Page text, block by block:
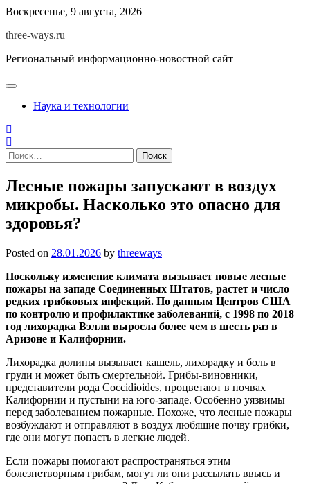
Skip
content
Воскресенье, 9 августа, 2026
three-ways.ru
Региональный информационно-новостной сайт
Наука и технологии
Найти:
Лесные пожары запускают в воздух
микробы. Насколько это опасно для
здоровья?
Posted on 28.01.2026 by threeways
Поскольку изменение климата вызывает новые лесные
пожары на западе Соединенных Штатов, растет и число
редких грибковых инфекций. По данным Центров США
по контролю и профилактике заболеваний, с 1998 по 2018
год лихорадка Вэлли выросла более чем в шесть раз в
Аризоне и Калифорнии.
Лихорадка долины вызывает кашель, лихорадку и боль в
груди и может быть смертельной. Грибы-виновники,
представители рода Coccidioides, процветают в почвах
Калифорнии и пустыни на юго-западе. Особенно уязвимы
перед заболеванием пожарные. Похоже, что лесные пожары
возбуждают и отправляют в воздух любящие почву грибки,
где они могут попасть в легкие людей.
Если пожары помогают распространяться этим
болезнетворным грибам, могут ли они рассылать ввысь и